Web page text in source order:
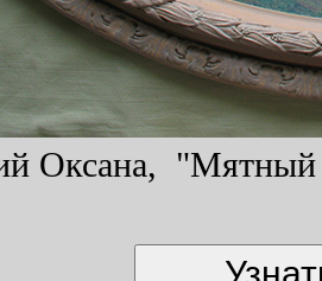
Оксана, "Мятный